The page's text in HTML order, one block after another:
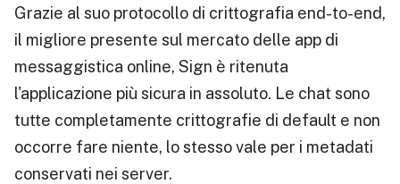
Grazie al suo protocollo di crittografia end-to-end,
il migliore presente sul mercato delle app di
messaggistica online, Sign è ritenuta
l'applicazione più sicura in assoluto. Le chat sono
tutte completamente crittografie di default e non
occorre fare niente, lo stesso vale per i metadati
conservati nei server.